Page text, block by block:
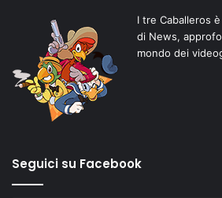
I tre Caballeros
di News,
mondo dei
Seguici su Facebook